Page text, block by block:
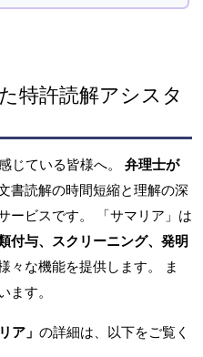
特許読解アシスタ
じている皆様へ。 弁理士が
書読解の時間短縮と理解の深
ービスです。 「サマリア」は
付与、スクリーニング、発明
々な機能を提供します。 ま
ます。
ア」 の詳細は、以下をご覧く